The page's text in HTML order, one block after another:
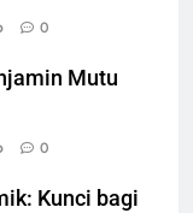
0
Mutu
0
Kunci bagi